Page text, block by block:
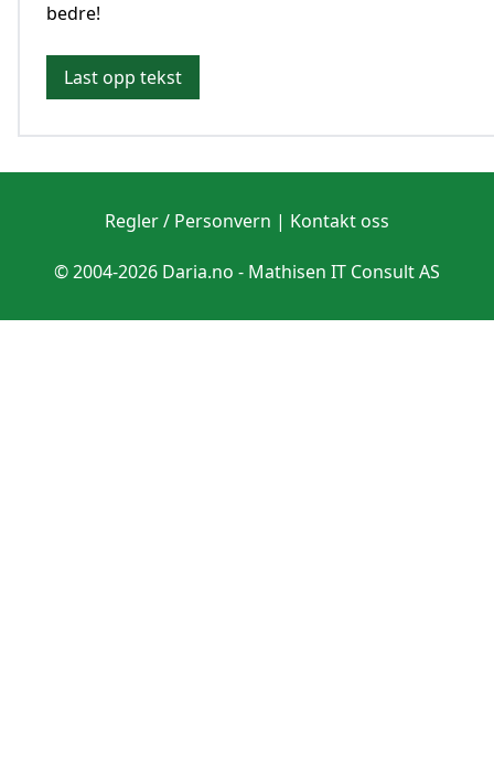
bedre!
Last opp tekst
Regler / Personvern | Kontakt oss
© 2004-2026 Daria.no - Mathisen IT Consult AS